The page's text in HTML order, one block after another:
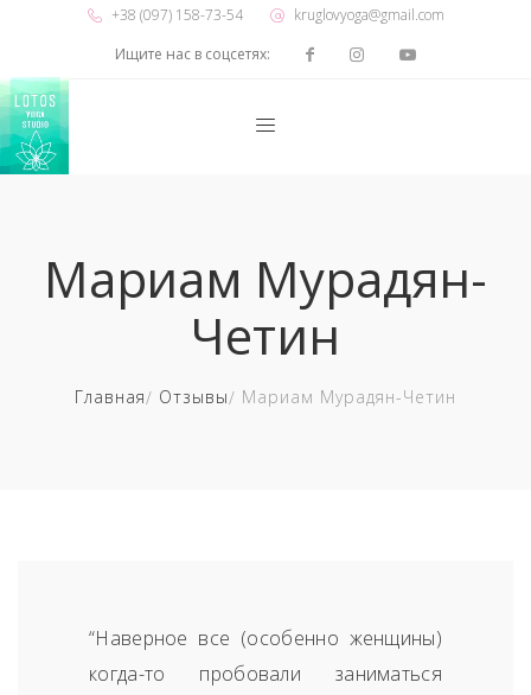
+38 (097) 158-73-54
kruglovyoga@gmail.com
Ищите нас в соцсетях:
Мариам Мурадян-
Четин
Главная Отзывы Мариам Мурадян-Четин
“Наверное все (особенно женщины)
когда-то пробовали заниматься